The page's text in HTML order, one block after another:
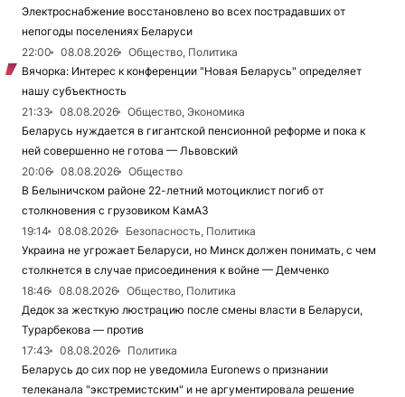
Электроснабжение восстановлено во всех пострадавших от
непогоды поселениях Беларуси
22:00
08.08.2026
Общество, Политика
Вячорка: Интерес к конференции "Новая Беларусь" определяет
нашу субъектность
21:33
08.08.2026
Общество, Экономика
Беларусь нуждается в гигантской пенсионной реформе и пока к
ней совершенно не готова — Львовский
20:06
08.08.2026
Общество
В Белыничском районе 22-летний мотоциклист погиб от
столкновения с грузовиком КамАЗ
19:14
08.08.2026
Безопасность, Политика
Украина не угрожает Беларуси, но Минск должен понимать, с чем
столкнется в случае присоединения к войне — Демченко
18:46
08.08.2026
Общество, Политика
Дедок за жесткую люстрацию после смены власти в Беларуси,
Турарбекова — против
17:43
08.08.2026
Политика
Беларусь до сих пор не уведомила Euronews о признании
телеканала "экстремистским" и не аргументировала решение